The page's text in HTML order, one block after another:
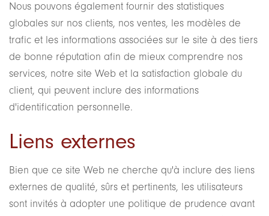
Nous pouvons également fournir des statistiques
globales sur nos clients, nos ventes, les modèles de
trafic et les informations associées sur le site à des tiers
de bonne réputation afin de mieux comprendre nos
services, notre site Web et la satisfaction globale du
client, qui peuvent inclure des informations
d'identification personnelle.
Liens externes
Bien que ce site Web ne cherche qu'à inclure des liens
externes de qualité, sûrs et pertinents, les utilisateurs
sont invités à adopter une politique de prudence avant